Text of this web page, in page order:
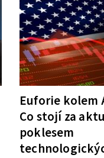
Euforie kolem
Co stojí za
poklesem